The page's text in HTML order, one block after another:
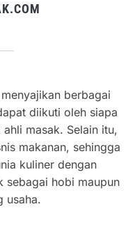
berbagai
diikuti oleh siapa
masak. Selain itu,
makanan, sehingga
kuliner dengan
sebagai hobi maupun
usaha.